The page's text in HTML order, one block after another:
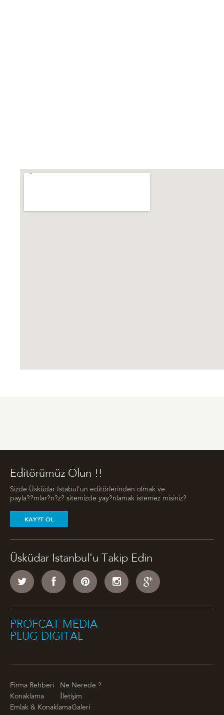
Editörümüz Olun !!
Sizde Üsküdar Istabul'un editörlerinden olmak ve
payla??mlar?n?z? sitemizde yay?nlamak istemez misiniz?
KAY?T OL
Üsküdar Istanbul'u Takip Edin
PROFCAT MEDIA
PLUG DIGITAL
Firma Rehberi
Ne Nerede ?
Konaklama
İletişim
Emlak & KonaklamaGaleri